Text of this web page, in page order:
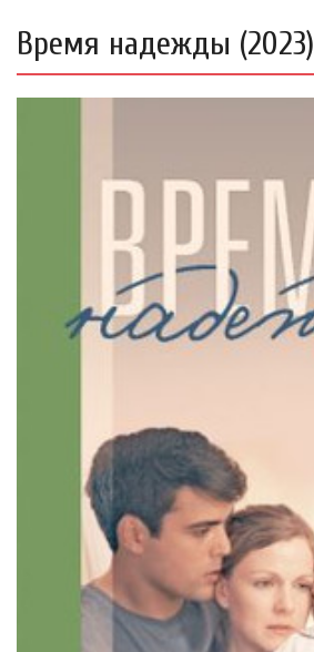
Время надежды (2023)